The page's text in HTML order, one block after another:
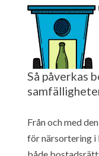
Så påverkas
Från och med
för närsortering